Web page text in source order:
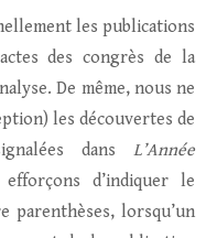
les publications
des congrès de la
De même, nous ne
les découvertes de
dans L’Année
d’indiquer le
parenthèses, lorsqu’un